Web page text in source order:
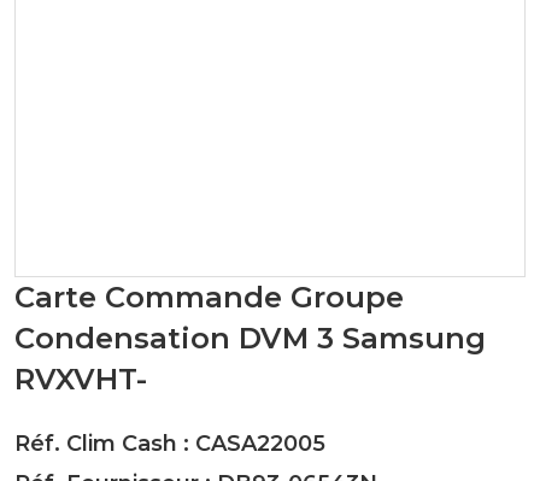
Carte Commande Groupe
Condensation DVM 3 Samsung
RVXVHT-
Réf. Clim Cash : CASA22005